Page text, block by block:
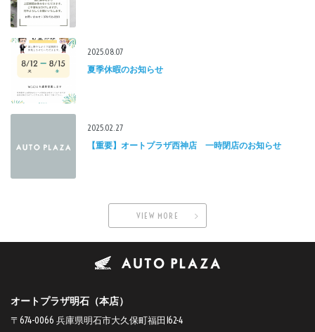
2025.08.07
夏季休暇のお知らせ
2025.02.27
【重要】オートプラザ西神店 一時閉店のお知らせ
VIEW MORE
オートプラザ明石（本店）
〒674-0066 兵庫県明石市大久保町福田162-4